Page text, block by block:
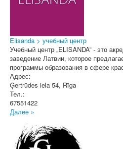
Elisanda > учебный центр
Учебный центр „ELISANDA” - это
заведение Латвии, которое
программы образования в сфере
Адрес:
Ģertrūdes iela 54, Rīga
Тел.:
67551422
Далее »